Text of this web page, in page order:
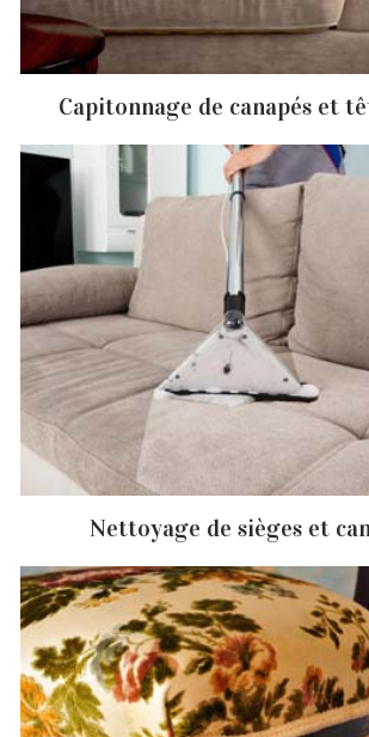
Capitonnage de canapés et
Nettoyage de sièges et